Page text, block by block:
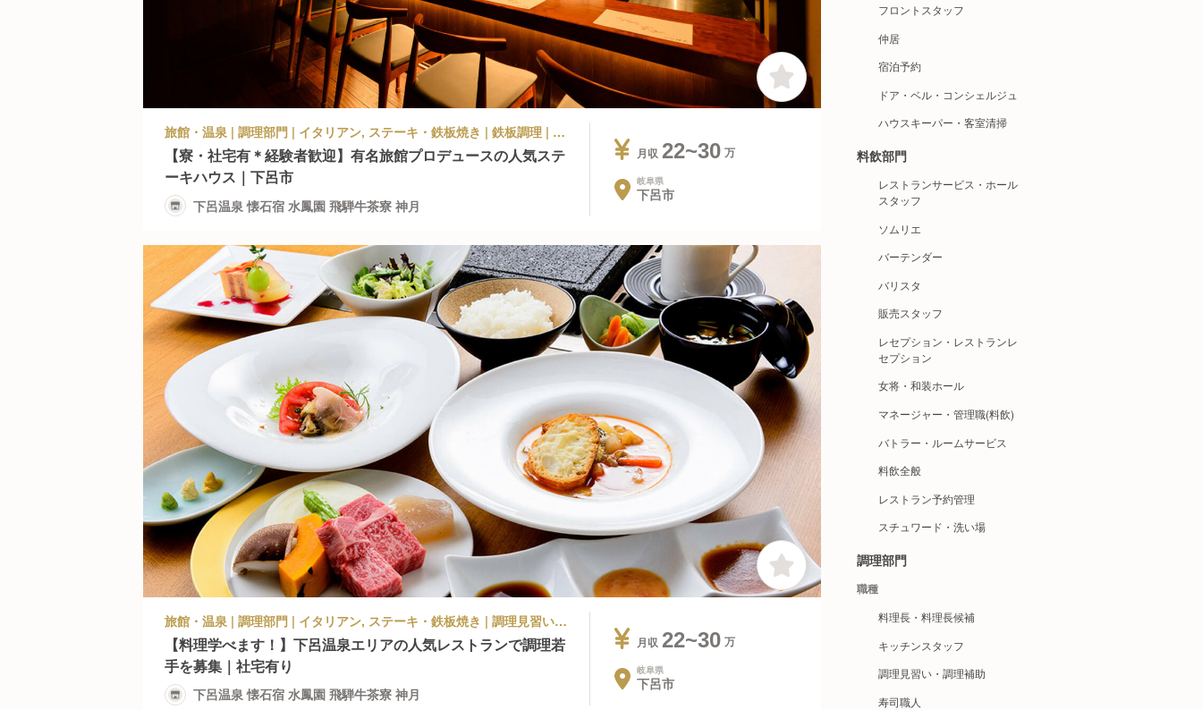
旅館・温泉 | 調理部門 | イタリアン, ステーキ・鉄板焼き | 鉄板調理 | 下呂温泉 懐石宿 水鳳園 飛騨牛茶寮 神月
【寮・社宅有＊経験者歓迎】有名旅館プロデュースの人気ステ
ーキハウス｜下呂市
下呂温泉 懐石宿 水鳳園 飛騨牛茶寮 神月
月収 22~30
岐阜県
下呂市
旅館・温泉 | 調理部門 | イタリアン, ステーキ・鉄板焼き | 調理見習い・調理補助 | 下呂温泉 懐石宿 水鳳園 飛騨牛茶寮 神月
【料理学べます！】下呂温泉エリアの人気レストランで調理若
手を募集｜社宅有り
下呂温泉 懐石宿 水鳳園 飛騨牛茶寮 神月
月収 22~30
岐阜県
下呂市
フロントスタッフ
仲居
宿泊予約
ドア・ベル・コンシェルジュ
ハウスキーパー・客室清掃
料飲部門
レストランサービス・ホール
スタッフ
ソムリエ
バーテンダー
バリスタ
販売スタッフ
レセプション・レストランレ
セプション
女将・和装ホール
マネージャー・管理職(料飲)
バトラー・ルームサービス
料飲全般
レストラン予約管理
スチュワード・洗い場
調理部門
職種
料理長・料理長候補
キッチンスタッフ
調理見習い・調理補助
寿司職人